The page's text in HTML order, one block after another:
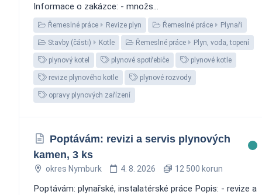
Informace o zakázce: - množs...
Řemeslné práce Revize plyn Řemeslné práce Plynaři
Stavby (části) Kotle Řemeslné práce Plyn, voda, topení
plynový kotel plynové spotřebiče plynové kotle
revize plynového kotle plynové rozvody
opravy plynových zařízení
Poptávám: revizi a servis plynových
kamen, 3 ks
okres Nymburk 4. 8. 2026 12 500 korun
Poptávám: plynařské, instalatérské práce Popis: - revize a